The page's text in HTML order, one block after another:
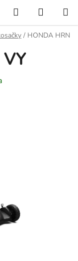
Hľadať
KOŠÍK
/ HONDA HRN